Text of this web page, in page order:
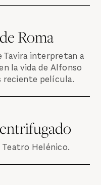
Roma
Tavira interpretan a
la vida de Alfonso
reciente película.
Helénico.